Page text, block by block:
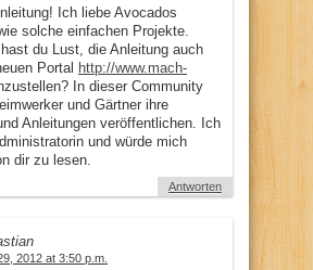
Ich liebe Avocados
solche einfachen Projekte.
du Lust, die Anleitung auch
Portal http://www.mach-
In dieser Community
und Gärtner ihre
Anleitungen veröffentlichen. Ich
und würde mich
dir zu lesen.
Antworten
2012 at 3:50 p.m.